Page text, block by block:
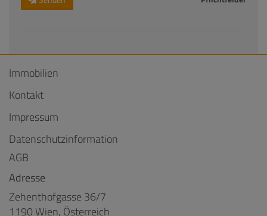
Immobilien
Kontakt
Impressum
Datenschutzinformation
AGB
Adresse
Zehenthofgasse 36/7
1190 Wien, Österreich